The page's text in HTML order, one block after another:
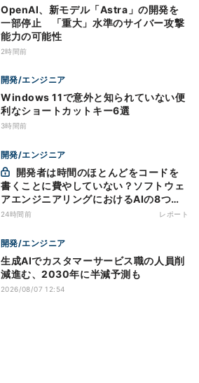
OpenAI、新モデル「Astra」の開発を
一部停止 「重大」水準のサイバー攻撃
能力の可能性
2時間前
開発/エンジニア
Windows 11で意外と知られていない便
利なショートカットキー6選
3時間前
開発/エンジニア
書くことに費やしていない？ソフトウェ
アエンジニアリングにおけるAIの8つの
神話への賛否
24時間前 レポート
開発/エンジニア
生成AIでカスタマーサービス職の人員削
減進む、2030年に半減予測も
2026/08/07 12:54